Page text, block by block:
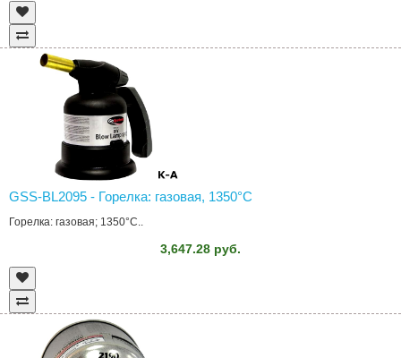
GSS-BL2095 - Горелка: газовая, 1350°C
Горелка: газовая; 1350°C..
3,647.28 руб.